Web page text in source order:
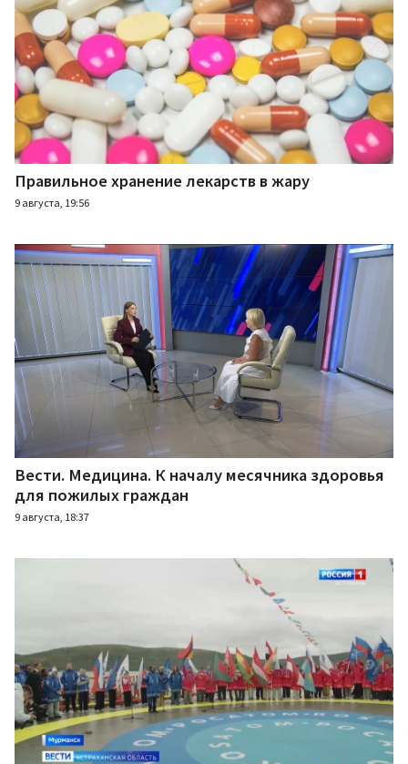
Правильное хранение лекарств в жару
9 августа, 19:56
Вести. Медицина. К началу месячника здоровья
для пожилых граждан
9 августа, 18:37